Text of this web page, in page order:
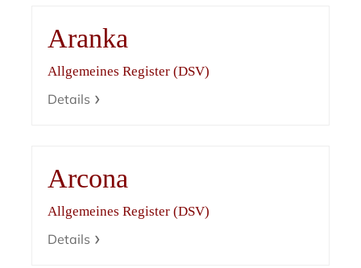
Aranka
Allgemeines Register (DSV)
Details
Arcona
Allgemeines Register (DSV)
Details